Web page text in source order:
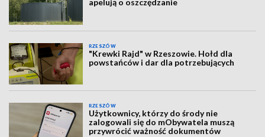
apelują o oszczędzanie
RZESZÓW
"Krewki Rajd" w Rzeszowie. Hołd dla
powstańców i dar dla potrzebujących
RZESZÓW
Użytkownicy, którzy do środy nie
zalogowali się do mObywatela muszą
przywrócić ważność dokumentów